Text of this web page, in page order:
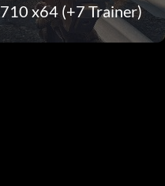
x64 (+7 Trainer)